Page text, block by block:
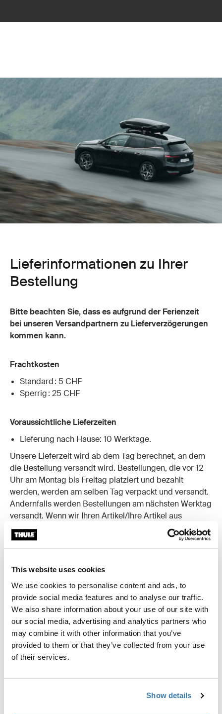
This website uses cookies
We use cookies to personalise content and ads, to
provide social media features and to analyse our traffic.
We also share information about your use of our site with
our social media, advertising and analytics partners who
may combine it with other information that you’ve
provided to them or that they’ve collected from your use
of their services.
Show details
Lieferinformationen zu Ihrer
Bestellung
Bitte beachten Sie, dass es aufgrund der Ferienzeit
bei unseren Versandpartnern zu Lieferverzögerungen
kommen kann.
Frachtkosten
Standard : 5 CHF
Sperrig : 25 CHF
Voraussichtliche Lieferzeiten
Lieferung nach Hause: 10 Werktage.
Unsere Lieferzeit wird ab dem Tag berechnet, an dem
die Bestellung versandt wird. Bestellungen, die vor 12
Uhr am Montag bis Freitag platziert und bezahlt
werden, werden am selben Tag verpackt und versandt.
Andernfalls werden Bestellungen am nächsten Werktag
versandt. Wenn wir Ihren Artikel/Ihre Artikel aus
irgendeinem Grund nicht liefern können, werden wir
uns mit Ihnen in Verbindung setzen. Sehen Sie dazu
auch unsere vollständigenEinkaufsbedingungen.
Liefermethode
Ihre Bestellung auf thule.com wird mit einer der
folgenden Möglichkeiten geliefert:
Lieferung nach Hause durch DSV bis zum
Tor/Eigentumsgrenze für übergroße für alle
Produkte.
von dem Inhalt, dem Gewicht und/oder den
Dimensionen Ihrer Bestelung und wird Ihnen beim